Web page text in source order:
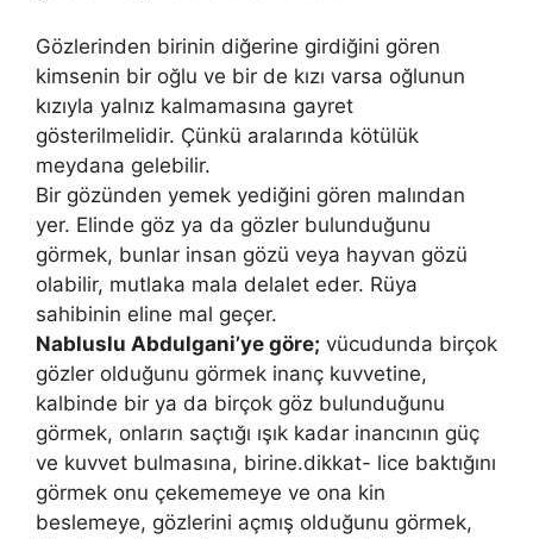
Gözlerinden birinin diğerine girdiğini gören
kimsenin bir oğlu ve bir de kızı varsa oğlunun
kızıyla yalnız kalmamasına gayret
gösterilmelidir. Çün­kü aralarında kötülük
meydana gelebilir.
Bir gözünden yemek yediğini gören malından
yer. Elinde göz ya da gözler bulunduğunu
görmek, bunlar insan gözü veya hayvan gözü
olabi­lir, mutlaka mala delalet eder. Rüya
sahibinin eline mal geçer.
Nabluslu Abdulgani’ye göre; vücudunda birçok
gözler olduğunu gör­mek inanç kuvvetine,
kalbinde bir ya da birçok göz bulunduğunu
görmek, onların saçtığı ışık kadar inancının güç
ve kuvvet bulmasına, birine.dikkat- lice baktığını
görmek onu çekememeye ve ona kin
beslemeye, gözlerini açmış olduğunu görmek,